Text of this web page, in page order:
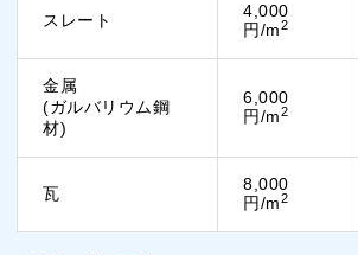
スレート
4,000
円/m2
金属
(ガルバリウム鋼
材)
6,000
円/m2
瓦
8,000
円/m2